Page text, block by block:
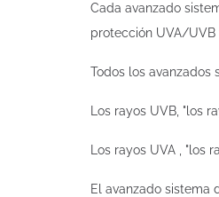
Cada avanzado
protección UVA/
Todos los
Los rayos UVB, "los
Los rayos UVA ,
El avanzado sistema